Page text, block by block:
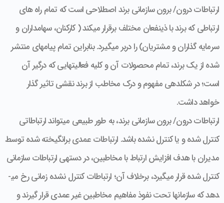
ارتباطات درون/ برون سازمانی برند اصطلاحی است که تمام راه ­های
ارتباطی که برند با ذی­نفعان مختلف برقرار می­کند ( کارکنان، سهامداران و
سرمایه گذاران و مشتریان) را دربر می­گیرد. بنابراین تمام پیام­های منتشر
شده از یک برند، تمام محصولات آن و کلیه فعالیت­هایی که درگیر آن
است؛ در شکل­دهی مفهوم و درک مخاطب از برند نقشی تاثیر گذار
خواهد داشت.
ارتباطات درون/ برون سازمانی برند، به طور طبیعی می­تواند ارتباطاتی
کنترل شده و یا کنترل نشده باشد. ارتباطات عمدی برانگیخته شده توسط
مدیران با هدف افزایش ارتباط با مخاطبین، در دسته­ی ارتباطات سازمانی
کنترل شده قرار می­گیرد، برخلاف آن؛ ارتباطات کنترل نشده زمانی رخ می­
دهد که سازمان­ها تحت نفوذ مفاهیم مخاطبین غیر عمدی قرار گیرند و